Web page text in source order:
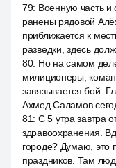
79: Военную часть и
ранены рядовой
приближается к
разведки, здесь
80: Но на самом
милиционеры,
завязывается бой.
Ахмед Саламов
81: С 5 утра завтра
здравоохранения.
городе? Думаю, это
праздников. Там